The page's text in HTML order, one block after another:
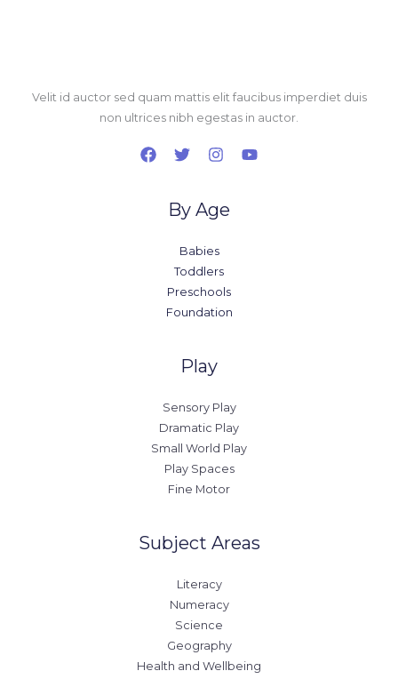
Velit id auctor sed quam mattis elit faucibus imperdiet duis
non ultrices nibh egestas in auctor.
By Age
Babies
Toddlers
Preschools
Foundation
Play
Sensory Play
Dramatic Play
Small World Play
Play Spaces
Fine Motor
Subject Areas
Literacy
Numeracy
Science
Geography
Health and Wellbeing